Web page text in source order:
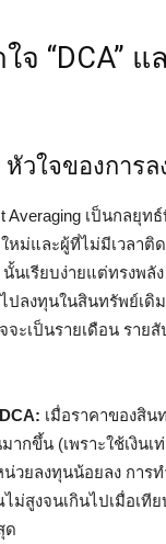
จ “DCA” แ
หัวใจของการ
Averaging เป็นกลยุ
หม่และผู้ที่ไม่มีเวลาติ
นเรียบง่ายแต่ทรงพลั
ปลงทุนในสินทรัพย์เดิ
จะเป็นรายเดือน ราย
เมื่อราคาของสิ
กขึ้น (เพราะใช้เงินเ
วยลงทุนน้อยลง การ
ม่สูงจนเกินไปเมื่อเทีย
ด